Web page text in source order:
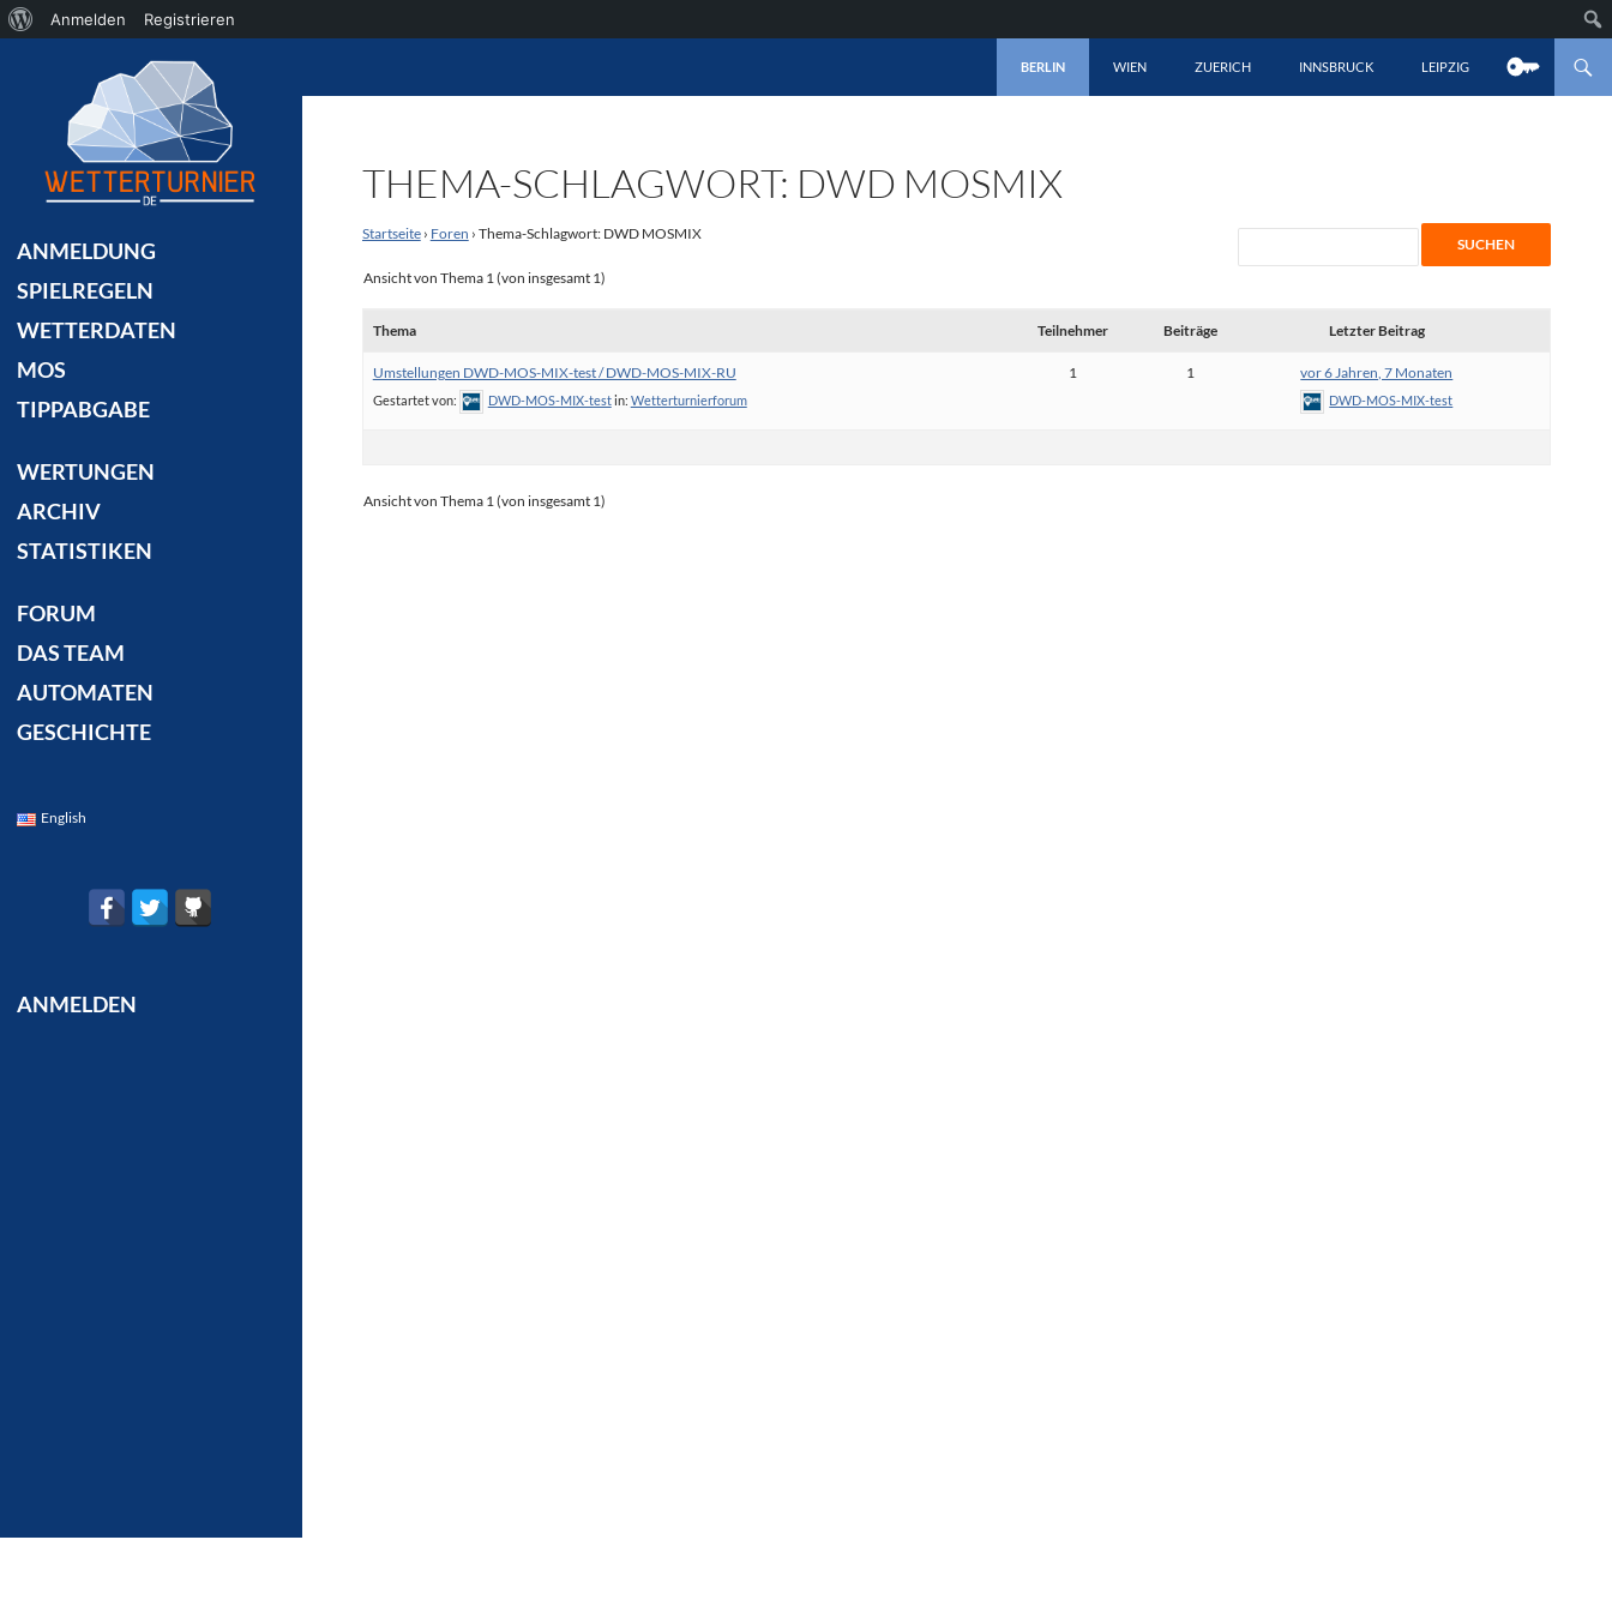
BERLIN
WIEN ZUERICH INNSBRUCK LEIPZIG
THEMA-SCHLAGWORT: DWD MOSMIX
Startseite › Foren › Thema-Schlagwort: DWD MOSMIX
Ansicht von Thema 1 (von insgesamt 1)
Thema Teilnehmer Beiträge Letzter Beitrag
Umstellungen DWD-MOS-MIX-test / DWD-MOS-MIX-RU
Gestartet von: DWD-MOS-MIX-testin: Wetterturnierforum
1 1 vor 6 Jahren, 7 Monaten
DWD-MOS-MIX-test
Ansicht von Thema 1 (von insgesamt 1)
ANMELDUNG
SPIELREGELN
WETTERDATEN
MOS
TIPPABGABE
WERTUNGEN
ARCHIV
STATISTIKEN
FORUM
DAS TEAM
AUTOMATEN
GESCHICHTE
English
ANMELDEN
Über
Anmelden Registrieren